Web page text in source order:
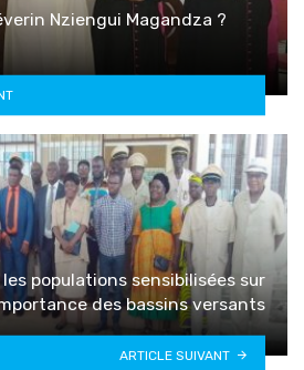
Nziengui Magandza ?
les populations sensibilisées sur
des bassins versants
ARTICLE SUIVANT